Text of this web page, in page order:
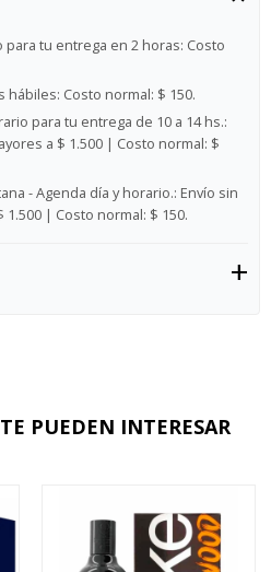
para tu entrega en 2 horas: Costo
hábiles: Costo normal: $ 150.
para tu entrega de 10 a 14 hs.:
a $ 1.500 | Costo normal: $
- Agenda día y horario.: Envío sin
| Costo normal: $ 150.
PUEDEN INTERESAR